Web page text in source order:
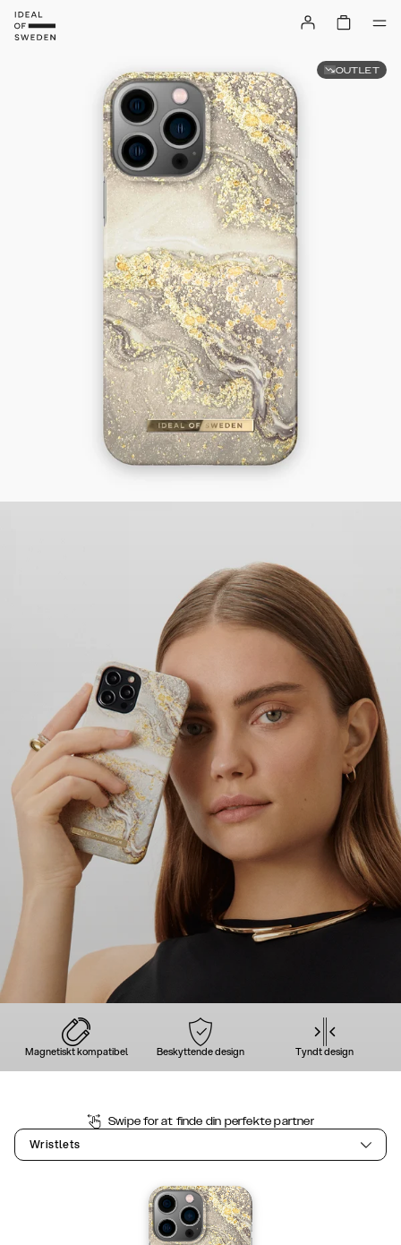
Magnetiskt kompatibel Beskyttende design Tyndt design
Swipe for at finde din perfekte partner
Wristlets
OUTLET